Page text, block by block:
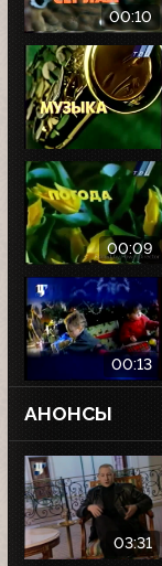
00:10
00:09
00:13
АНОНСЫ
03:31